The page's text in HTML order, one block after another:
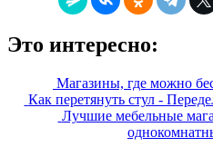
Это интересно:
Магазины, где можно
Как перетянуть стул -
Лучшие мебельные